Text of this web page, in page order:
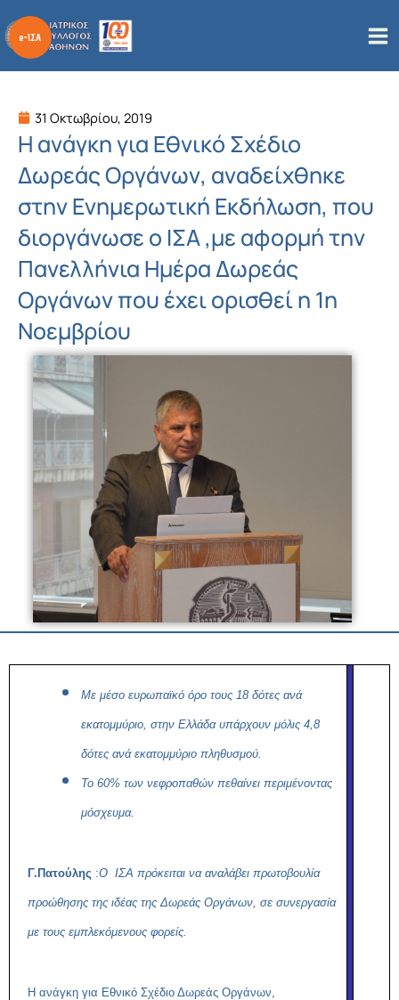
στο
περιεχόμενο
31 Οκτωβρίου, 2019
Η ανάγκη για Εθνικό Σχέδιο
Δωρεάς Οργάνων, αναδείχθηκε
στην Ενημερωτική Εκδήλωση, που
διοργάνωσε ο ΙΣΑ ,με αφορμή την
Πανελλήνια Ημέρα Δωρεάς
Οργάνων που έχει ορισθεί η 1η
Νοεμβρίου
Με μέσο ευρωπαϊκό όρο τους 18 δότες ανά
εκατομμύριο, στην Ελλάδα υπάρχουν μόλις 4,8
δότες ανά εκατομμύριο πληθυσμού.
Το 60% των νεφροπαθών πεθαίνει περιμένοντας
μόσχευμα.
Γ.Πατούλης :Ο ΙΣΑ πρόκειται να αναλάβει πρωτοβουλία
προώθησης της ιδέας της Δωρεάς Οργάνων, σε συνεργασία
με τους εμπλεκόμενους φορείς.
Η ανάγκη για Εθνικό Σχέδιο Δωρεάς Οργάνων,